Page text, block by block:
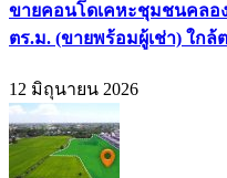
ขายคอนโดเคหะชุมชนคลอ
ตร.ม. (ขายพร้อมผู้เช่า) ใกล้
12 มิถุนายน 2026